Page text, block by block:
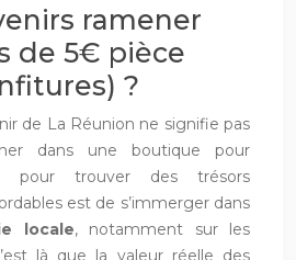
ramener
de 5€ pièce
?
de La Réunion ne signifie pas
dans une boutique pour
pour trouver des trésors
est de s’immerger dans
locale, notamment sur les